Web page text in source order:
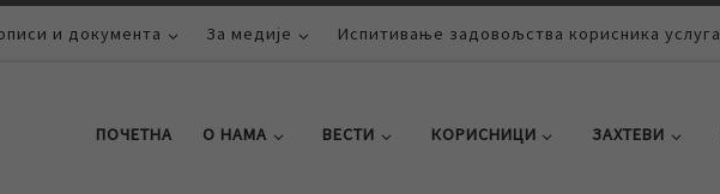
и документа За медије Испитивање задовољства корисника услуга
ПОЧЕТНА О НАМА ВЕСТИ КОРИСНИЦИ ЗАХТЕВИ